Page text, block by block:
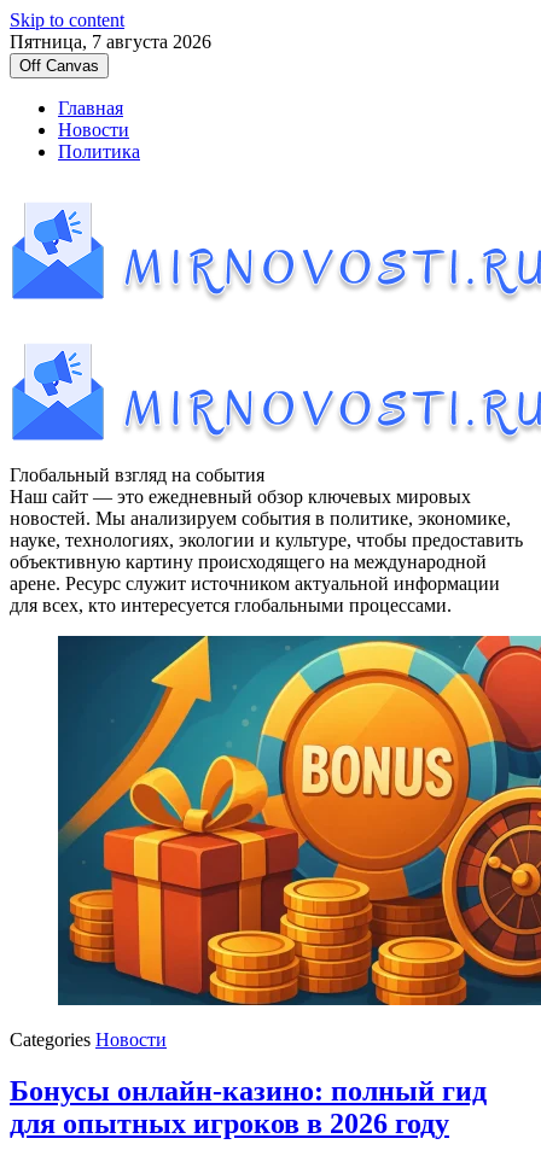
Skip to content
Пятница, 7 августа 2026
Off Canvas
Главная
Новости
Политика
Глобальный взгляд на события
Наш сайт — это ежедневный обзор ключевых мировых
новостей. Мы анализируем события в политике, экономике,
науке, технологиях, экологии и культуре, чтобы предоставить
объективную картину происходящего на международной
арене. Ресурс служит источником актуальной информации
для всех, кто интересуется глобальными процессами.
Categories Новости
Бонусы онлайн-казино: полный гид
для опытных игроков в 2026 году